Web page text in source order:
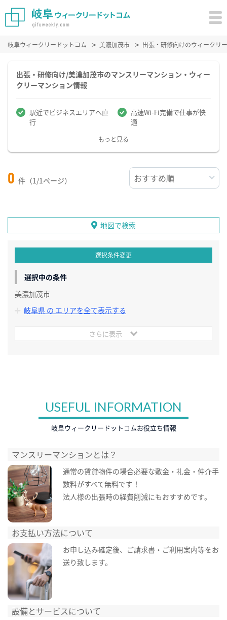
岐阜ウィークリードットコム 美濃加茂市 出張・研修向けのウィークリ
出張・研修向け/美濃加茂市のマンスリーマンション・ウィー
クリーマンション情報
駅近でビジネスエリアへ直
行
高速Wi-Fi完備で仕事が快
適
もっと見る
0 件（1/1ページ）
地図で検索
選択条件変更
選択中の条件
美濃加茂市
岐阜県 の エリアを全て表示する
さらに表示
USEFUL INFORMATION
岐阜ウィークリードットコムお役立ち情報
マンスリーマンションとは？
通常の賃貸物件の場合必要な敷金・礼金・仲介手
数料がすべて無料です！
法人様の出張時の経費削減にもおすすめです。
お支払い方法について
お申し込み確定後、ご請求書・ご利用案内等をお
送り致します。
設備とサービスについて